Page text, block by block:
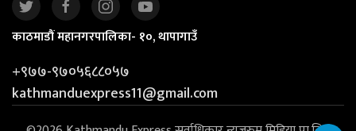
काठमाडौं महानगरपालिका- १०, थापागाउँ
+९७७-९७०५६८८०५७
kathmanduexpress11@gmail.com